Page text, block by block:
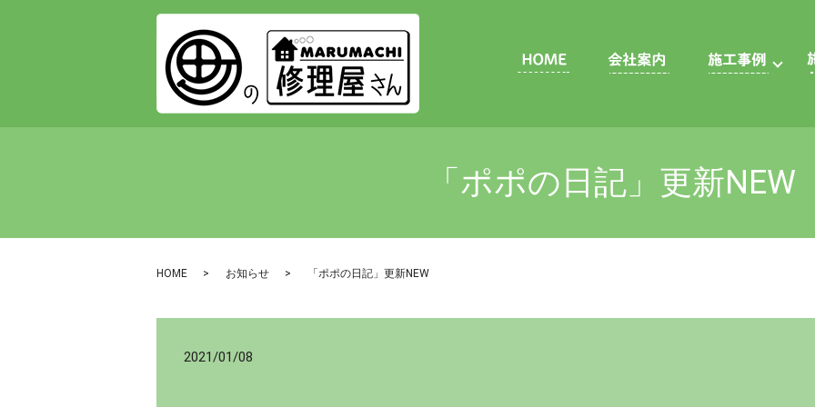
「ポポの日記」更新NEW
HOME お知らせ 「ポポの日記」更新NEW
2021/01/08